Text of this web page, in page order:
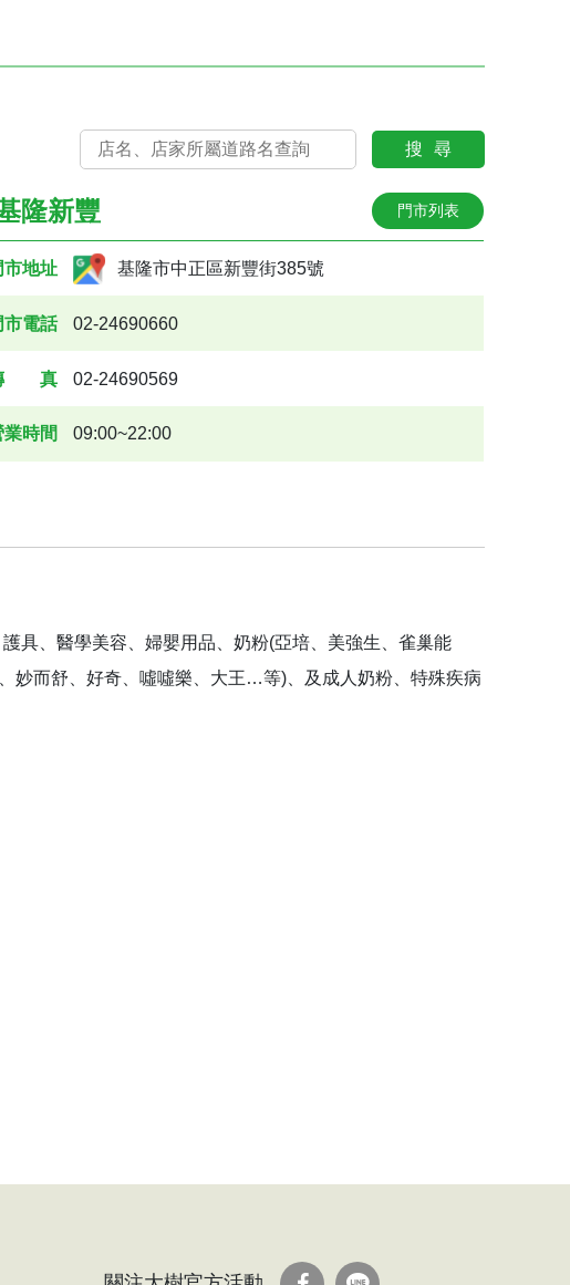
搜尋
隆新豐 門市列表
市地址 基隆市中正區新豐街385號
市電話 02-24690660
真 02-24690569
業時間 09:00~22:00
具、醫學美容、婦嬰用品、奶粉(亞培、美強生、雀巢能
妙而舒、好奇、噓噓樂、大王…等)、及成人奶粉、特殊疾病